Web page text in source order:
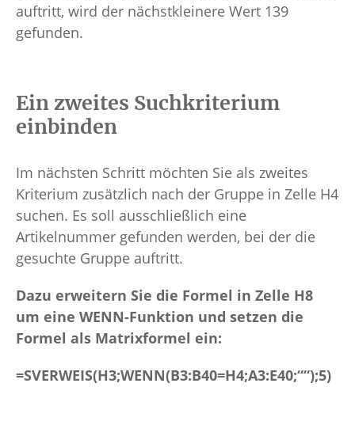
auftritt, wird der nächstkleinere Wert 139
gefunden.
Ein zweites Suchkriterium
einbinden
Im nächsten Schritt möchten Sie als zweites
Kriterium zusätzlich nach der Gruppe in Zelle H4
suchen. Es soll ausschließlich eine
Artikelnummer gefunden werden, bei der die
gesuchte Gruppe auftritt.
Dazu erweitern Sie die Formel in Zelle H8
um eine WENN-Funktion und setzen die
Formel als Matrixformel ein:
=SVERWEIS(H3;WENN(B3:B40=H4;A3:E40;““);5)